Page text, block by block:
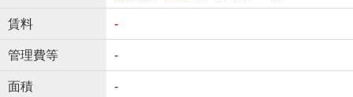
賃料 -
管理費等 -
面積 -